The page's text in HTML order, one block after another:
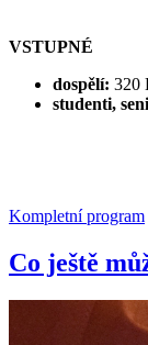
VSTUPNÉ
dospělí: 320
studenti,
Kompletní program
Co ještě